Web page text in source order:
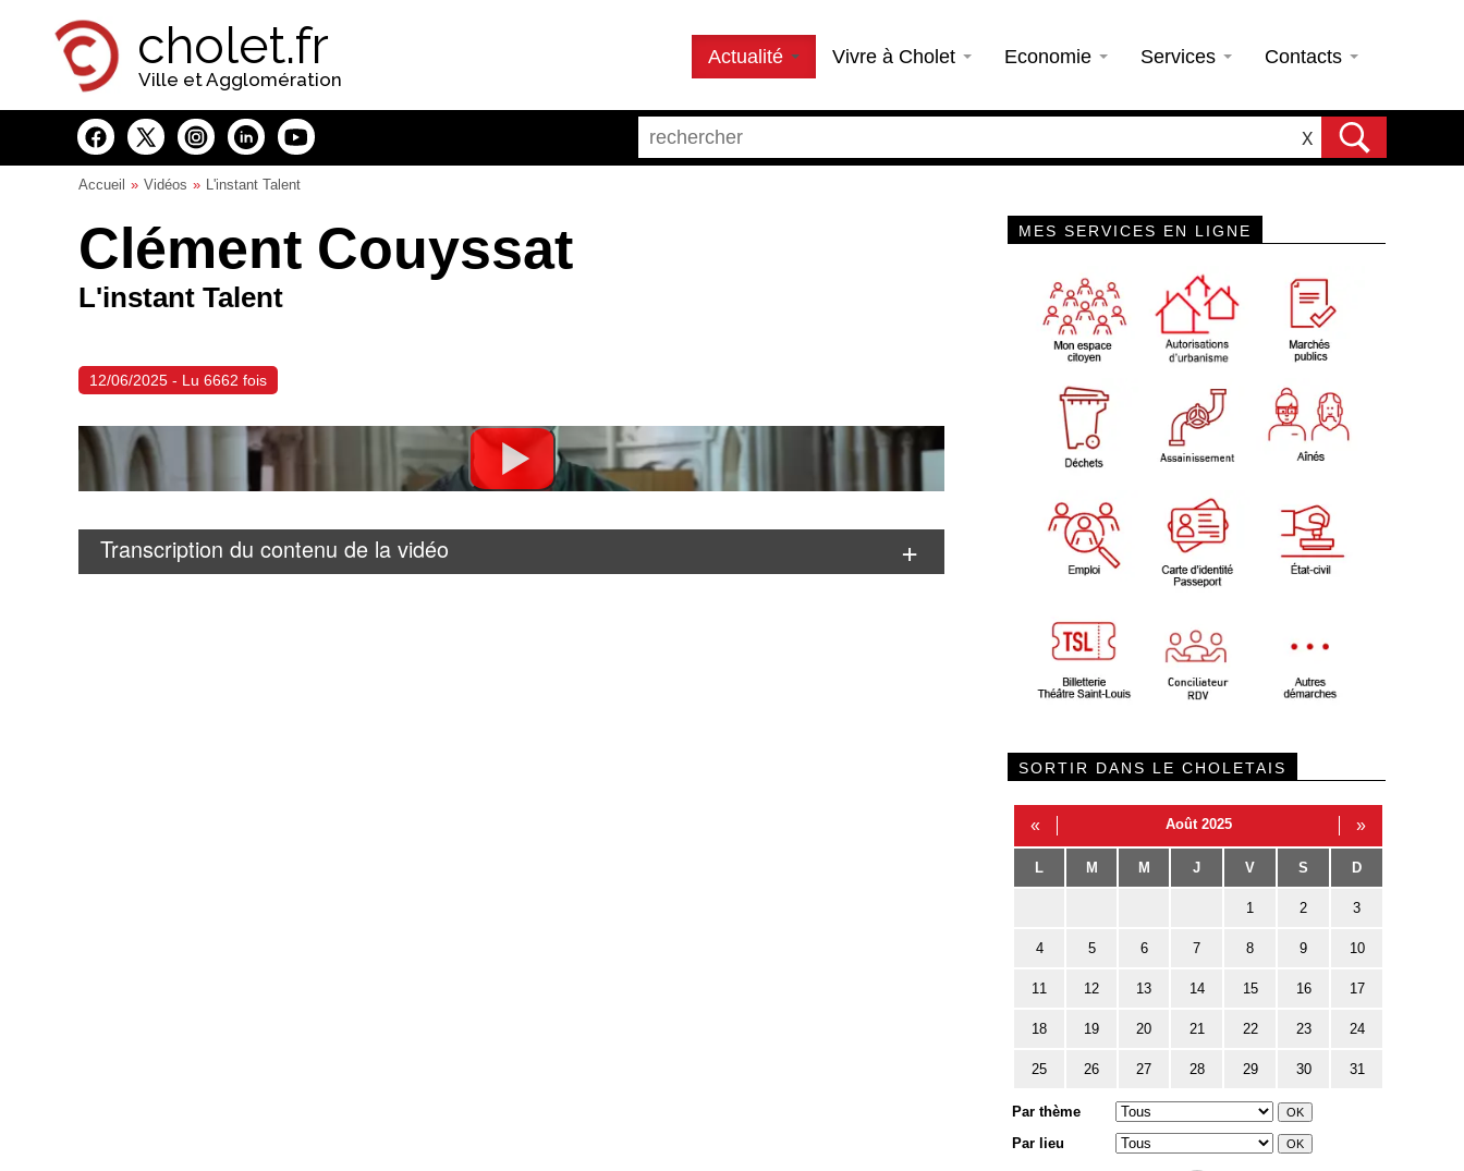
cholet.fr
Ville et Agglomération
Actualité Vivre à Cholet Economie Services Contacts
X
Accueil Vidéos L'instant Talent
Clément Couyssat
L'instant Talent
12/06/2025 - Lu 6662 fois
Transcription du contenu de la vidéo
MES SERVICES EN LIGNE
SORTIR DANS LE CHOLETAIS
« Août 2025 »
L M M J V S D
1 2 3
4 5 6 7 8 9 10
11 12 13 14 15 16 17
18 19 20 21 22 23 24
25 26 27 28 29 30 31
Par thème
Par lieu